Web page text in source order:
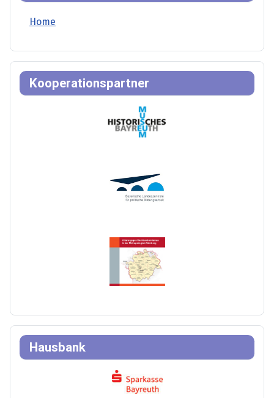
Home
Kooperationspartner
Hausbank